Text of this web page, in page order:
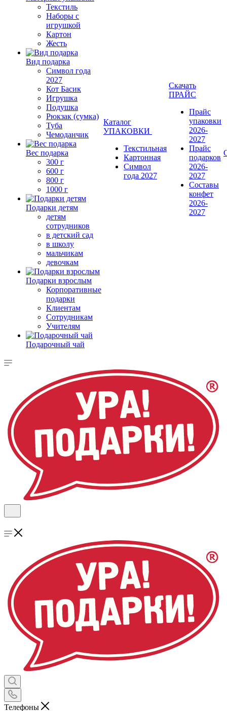
Текстиль
Наборы с
игрушкой
Картон
Жесть
Вид подарка
Символ года
2027
Кот Басик
Игрушка
Подушка
Рюкзак (сумка)
Туба
Чемоданчик
Вес подарка
300 г
600 г
800 г
1000 г
Подарки детям
детям
сотрудников
в детский сад
в школу
мальчикам
девочкам
Подарки взрослым
Корпоративные
подарки
Клиентам
Сотрудникам
Учителям
Подарочный чай
Каталог
УПАКОВКИ
Текстильная
Картонная
Символ
года 2027
Скачать
ПРАЙС
Прайс
упаковки
2026-
2027
Прайс
подарков
2026-
2027
Составы
конфет
2026-
2027
Телефоны